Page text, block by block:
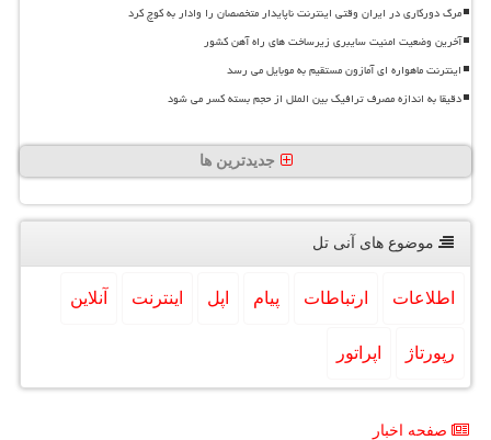
مرگ دورکاری در ایران وقتی اینترنت ناپایدار متخصصان را وادار به کوچ کرد
آخرین وضعیت امنیت سایبری زیرساخت های راه آهن کشور
اینترنت ماهواره ای آمازون مستقیم به موبایل می رسد
دقیقا به اندازه مصرف ترافیک بین الملل از حجم بسته کسر می شود
جدیدترین ها
موضوع های آنی تل
اطلاعات ارتباطات پیام اپل اینترنت آنلاین
رپورتاژ اپراتور
صفحه اخبار